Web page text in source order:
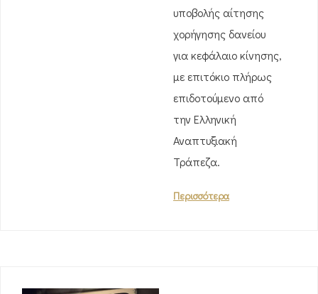
υποβολής αίτησης
χορήγησης δανείου
για κεφάλαιο κίνησης,
με επιτόκιο πλήρως
επιδοτούμενο από
την Ελληνική
Αναπτυξιακή
Τράπεζα.
Περισσότερα